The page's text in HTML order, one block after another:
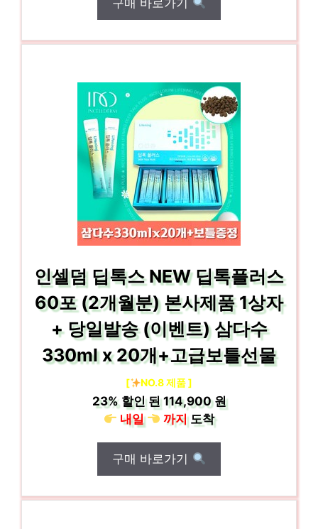
구매 바로가기
인셀덤 딥톡스 NEW 딥톡플러스
60포 (2개월분) 본사제품 1상자
+ 당일발송 (이벤트) 삼다수
330ml x 20개+고급보틀선물
[ NO.8 제품 ]
23%할인 된114,900 원
내일
까지도착
구매 바로가기